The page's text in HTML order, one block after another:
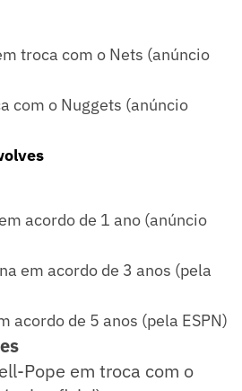
troca com o Nets (anúncio
com o Nuggets (anúncio
acordo de 1 ano (anúncio
em acordo de 3 anos (pela
acordo de 5 anos (pela ESPN)
Pope em troca com o